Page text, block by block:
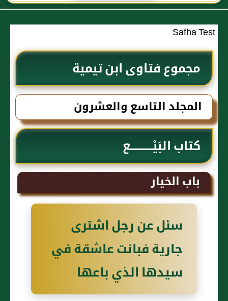
Safha Test
مجموع فتاوى ابن تيمية
المجلد التاسع والعشرون
كتاب البَيْـــــــــــع
باب الخيار
سئل عن رجل اشترى
جارية فبانت عاشقة في
سيدها الذي باعها